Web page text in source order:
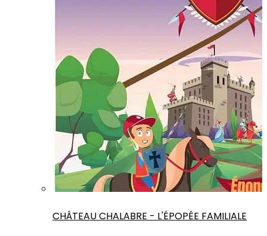
CHÂTEAU CHALABRE - L'ÉPOPÉE FAMILIALE